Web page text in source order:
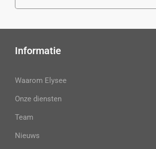
Informatie
Waarom Elysee
Onze diensten
Team
Nieuws